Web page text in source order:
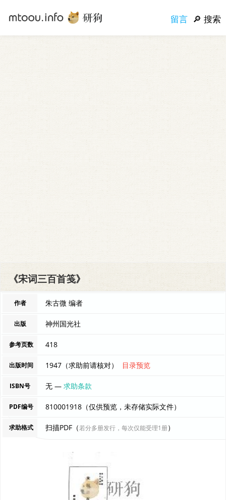
留言 搜索
《宋词三百首笺》
作者 朱古微 编者
出版 神州国光社
参考页数 418
出版时间 1947（求助前请核对） 目录预览
ISBN号 无 —求助条款
PDF编号 810001918（仅供预览，未存储实际文件）
求助格式 扫描PDF（若分多册发行，每次仅能受理1册）